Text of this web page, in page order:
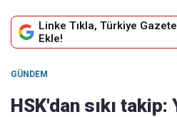
Linke Tıkla, Türkiye
Ekle!
GÜNDEM
HSK'dan sıkı takip: